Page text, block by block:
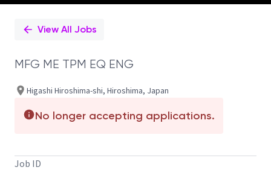
PositionView All Jobs
MFG ME TPM EQ ENG
Higashi Hiroshima-shi, Hiroshima, Japan
No longer accepting applications.
Job ID